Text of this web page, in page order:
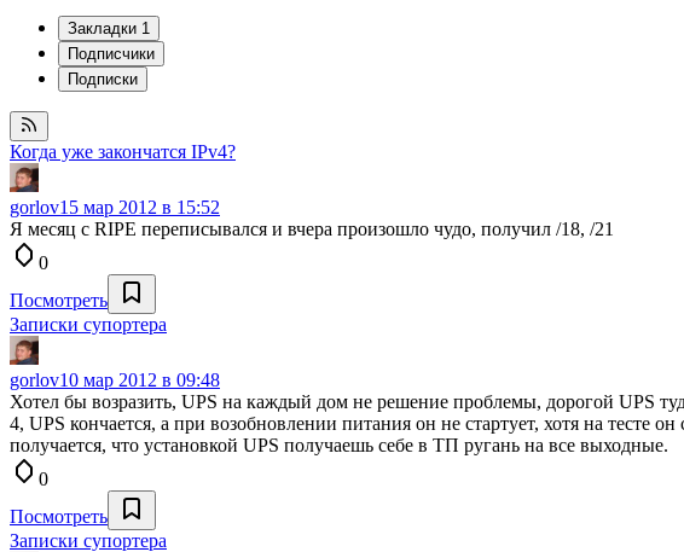
Закладки 1
Подписчики
Подписки
Когда уже закончатся IPv4?
gorlov15 мар 2012 в 15:52
Я месяц с RIPE переписывался и вчера произошло чудо, получил /18, /21
0
Посмотреть
Записки супортера
gorlov10 мар 2012 в 09:48
Хотел бы возразить, UPS на каждый дом не решение проблемы, дорогой UPS
4, UPS кончается, а при возобновлении питания он не стартует, хотя на тесте
получается, что установкой UPS получаешь себе в ТП ругань на все выходные.
0
Посмотреть
Записки супортера